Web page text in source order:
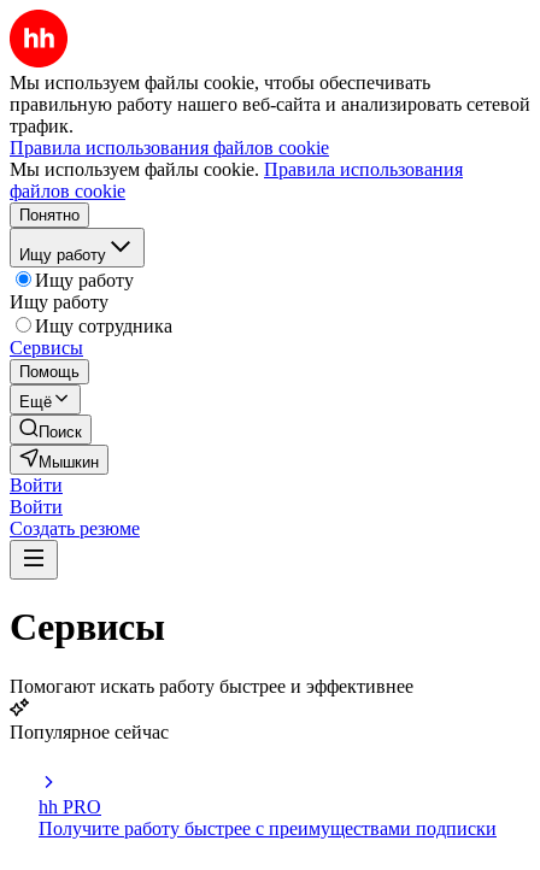
Мы используем файлы cookie, чтобы обеспечивать
правильную работу нашего веб-сайта и анализировать сетевой
трафик.
Правила использования файлов cookie
Мы используем файлы cookie. Правила использования
файлов cookie
Понятно
Ищу работу
Ищу работу
Ищу работу
Ищу сотрудника
Сервисы
Помощь
Ещё
Поиск
Мышкин
Войти
Войти
Создать резюме
Сервисы
Помогают искать работу быстрее и эффективнее
Популярное сейчас
hh PRO
Получите работу быстрее с преимуществами подписки